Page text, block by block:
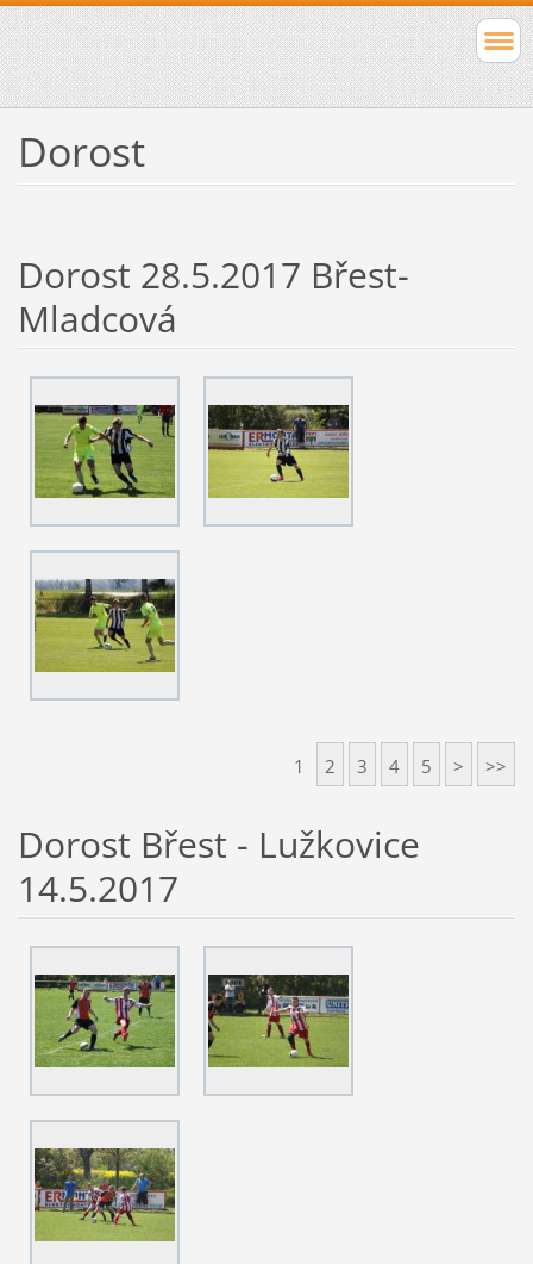
Dorost
Dorost 28.5.2017 Břest-
Mladcová
1 2 3 4 5 > >>
Dorost Břest - Lužkovice
14.5.2017